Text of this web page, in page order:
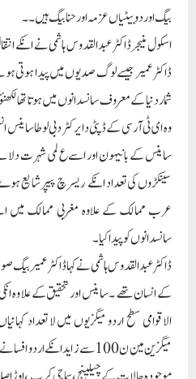
بیگ اور دو بیٹیاں عزمہ اور حنا بیگ ہیں ۔۔
اسکول منیجر ڈاکٹر عبدالقدوس ہاشمی نے انکے
ڈاکٹر عمیر جیسے لوگ صدیوں میں پیدا ہوتی
شمار دنیا کے معروف سانسدانوں میں ہوتا تھا
وہ ای ٹی آر سی کے ڈپٹی دایرکٹر دبی لوطا
ساینس کے بانیہون اور اسے ع لمی شہرت دلانے
سینکڑوں کی تعداد انکے ریسرچ پیپر شایع
عرب ممالک کے علاوہ مغربی ممالک میں
سانسدانوں کو پیدا کیا ۔
ڈاکٹر عبدالقدوس ہاشمی نے کہا ڈاکٹر عمیر
کے انسان تھے ۔ ساینس اور تحقیق کے علا وہ
الاقوامی سطح اردو میگزیوں میں لا تعداد
میگزین مین ن 100سے ز اید انکے